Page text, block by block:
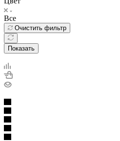
Все
Очистить фильтр
Показать